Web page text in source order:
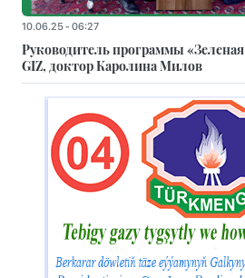
10.06.25 - 06:27
Руководитель программы
GIZ, доктор Каролина Милов